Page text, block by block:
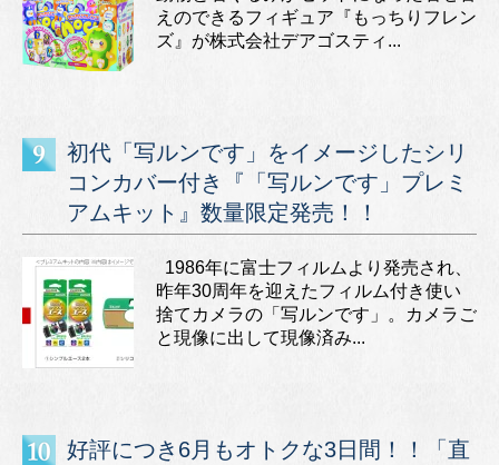
えのできるフィギュア『もっちりフレン
ズ』が株式会社デアゴスティ...
初代「写ルンです」をイメージしたシリ
コンカバー付き『「写ルンです」プレミ
アムキット』数量限定発売！！
1986年に富士フィルムより発売され、
昨年30周年を迎えたフィルム付き使い
捨てカメラの「写ルンです」。カメラご
と現像に出して現像済み...
好評につき6月もオトクな3日間！！「直